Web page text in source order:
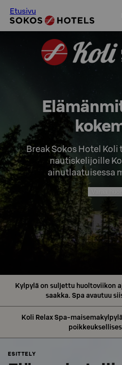
Etusivu
Break Sokos Hotel
nautiskelijoille
ainutlaatuisessa
Kylpylä on suljettu huoltoviikon
saakka. Spa avautuu
Koli Relax Spa-
ESITTELY